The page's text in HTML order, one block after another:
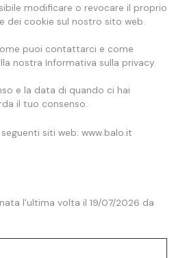
modificare o revocare il proprio
dei cookie sul nostro sito web.
puoi contattarci e come
nostra Informativa sulla privacy.
e la data di quando ci hai
il tuo consenso.
siti web: www.balo.it
l'ultima volta il 19/07/2026 da